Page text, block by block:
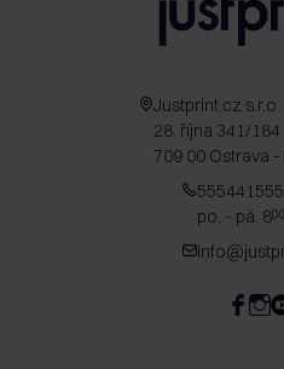
Justprint.cz s.r.o.
28. října 341/184
709 00 Ostrava
555441555
po. - pá. 800